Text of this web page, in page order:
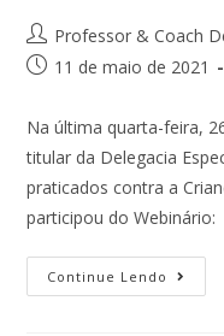
Professor & Coach
11 de maio de 2021
Na última quarta-feira,
titular da Delegacia
praticados contra a
participou do
Continue Lendo